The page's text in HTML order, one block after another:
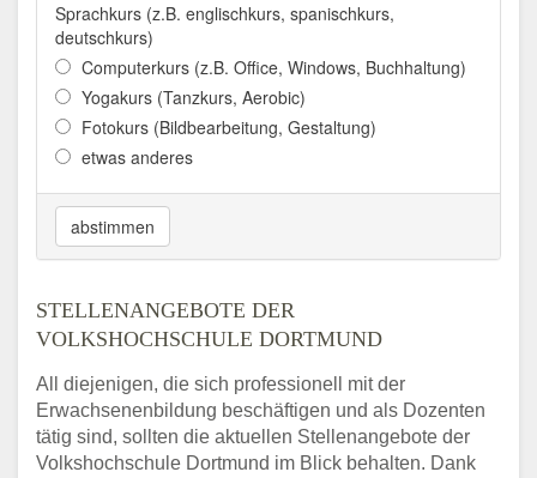
Sprachkurs (z.B. englischkurs, spanischkurs,
deutschkurs)
Computerkurs (z.B. Office, Windows, Buchhaltung)
Yogakurs (Tanzkurs, Aerobic)
Fotokurs (Bildbearbeitung, Gestaltung)
etwas anderes
abstimmen
STELLENANGEBOTE DER
VOLKSHOCHSCHULE DORTMUND
All diejenigen, die sich professionell mit der
Erwachsenenbildung beschäftigen und als Dozenten
tätig sind, sollten die aktuellen Stellenangebote der
Volkshochschule Dortmund im Blick behalten. Dank